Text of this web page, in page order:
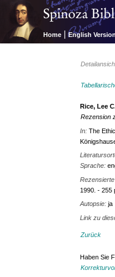
Home | English Version
Rice, Lee
Rezension
In:The
Sprache:
1990. - 255
Autopsie:ja
Link zu
Zurück
Haben Sie